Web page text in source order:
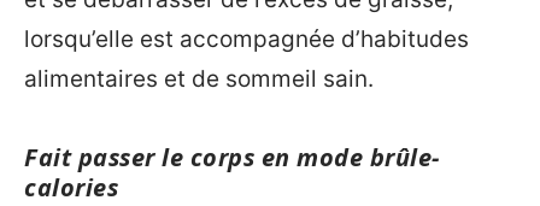
lorsqu’elle est accompagnée d’habitudes
alimentaires et de sommeil sain.
Fait passer le corps en mode brûle-
calories